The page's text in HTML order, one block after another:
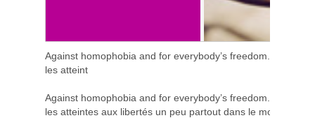
Against homophobia and for everybody’s freedom. Un site
les atteint
Against homophobia and for everybody’s freedom. Un site
les atteintes aux libertés un peu partout dans le monde